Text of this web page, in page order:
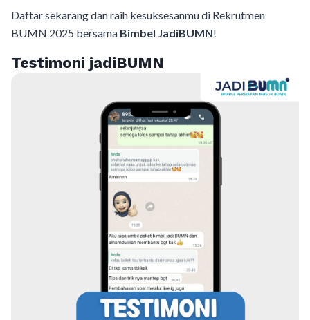
Daftar sekarang dan raih kesuksesanmu di Rekrutmen
BUMN 2025 bersama Bimbel JadiBUMN!
Testimoni jadiBUMN